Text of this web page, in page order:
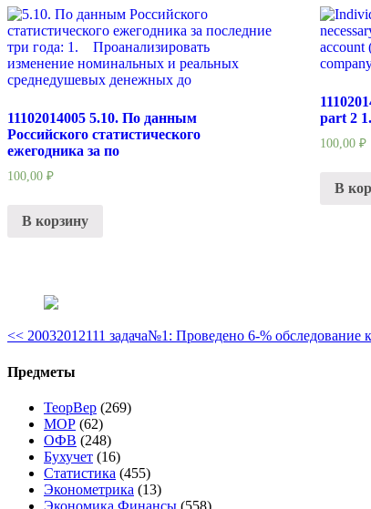
11102014005 5.10. По данным
Российского статистического
ежегодника за по
100,00 ₽
В корзину
part 2
100,00₽
В
<< 20032012111 задача№1: Проведено 6-% обследование
Предметы
ТеорВер (269)
МОР (62)
ОФВ (248)
Бухучет (16)
Статистика (455)
Эконометрика (13)
Экономика Финансы (558)